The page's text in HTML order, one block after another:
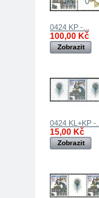
0424 KP -...
100,00 Kč
Zobrazit
0424 KL+KP -...
15,00 Kč
Zobrazit